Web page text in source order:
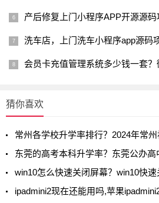
产后修复上门小程序APP开源源码项目
洗车店，上门洗车小程序app源码
会员卡充值管理系统多少钱一套？微信
猜你喜欢
常州各学校升学率排行？2024年常
东莞的高考本科升学率？东莞公办高
win10怎么快速关闭屏幕？win10快
ipadmini2现在还能用吗,苹果